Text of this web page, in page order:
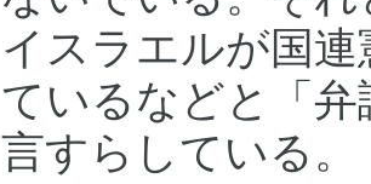
イスラエルが国
ているなどと「
言すらしている。